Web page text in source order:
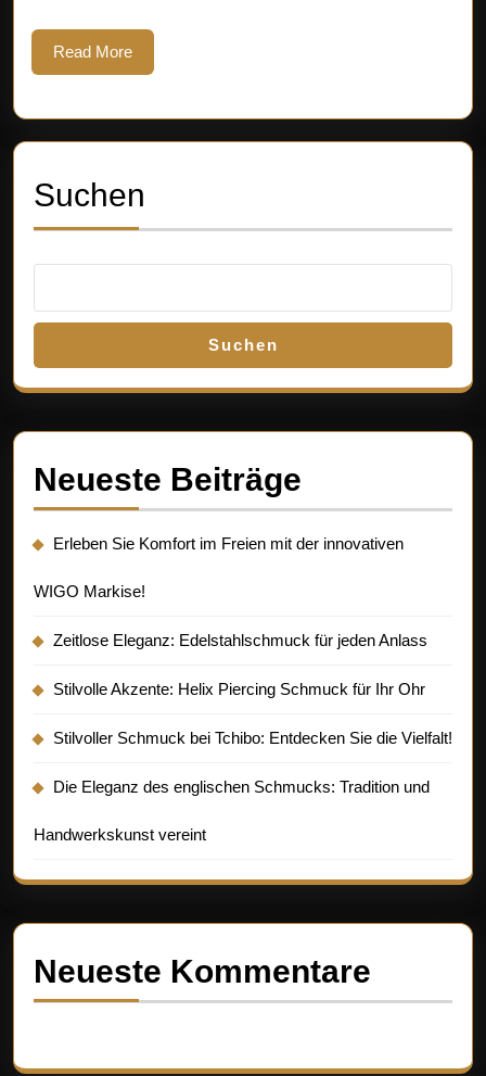
Read MoreRead
More
Suchen
Suchen
Neueste Beiträge
Erleben Sie Komfort im Freien mit der innovativen
WIGO Markise!
Zeitlose Eleganz: Edelstahlschmuck für jeden Anlass
Stilvolle Akzente: Helix Piercing Schmuck für Ihr Ohr
Stilvoller Schmuck bei Tchibo: Entdecken Sie die Vielfalt!
Die Eleganz des englischen Schmucks: Tradition und
Handwerkskunst vereint
Neueste Kommentare